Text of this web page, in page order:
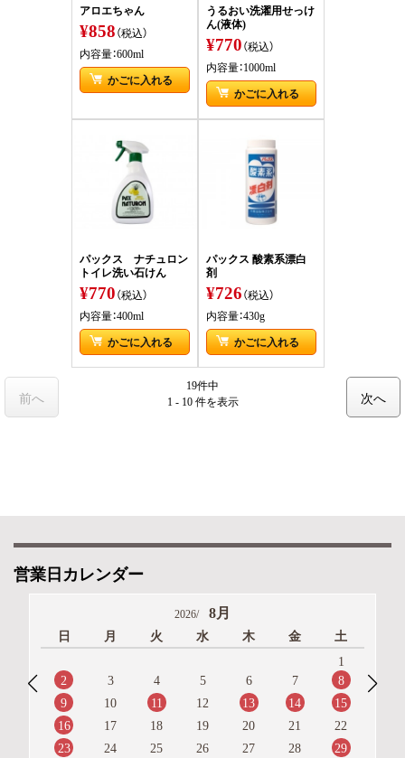
アロエちゃん
¥858（税込）
内容量：600ml
かごに入れる
うるおい洗濯用せっけ
ん(液体)
¥770（税込）
内容量：1000ml
かごに入れる
パックス ナチュロン
トイレ洗い石けん
¥770（税込）
内容量：400ml
かごに入れる
パックス 酸素系漂白
剤
¥726（税込）
内容量：430g
かごに入れる
19件中
1 - 10 件を表示
前へ 次へ
営業日カレンダー
2026/ 8月
日 月 火 水 木 金
土
1
2
3 4 5 6 7
8
9
10 11 12 13 14
15
16
17 18 19 20 21
22
23
24 25 26 27 28
29